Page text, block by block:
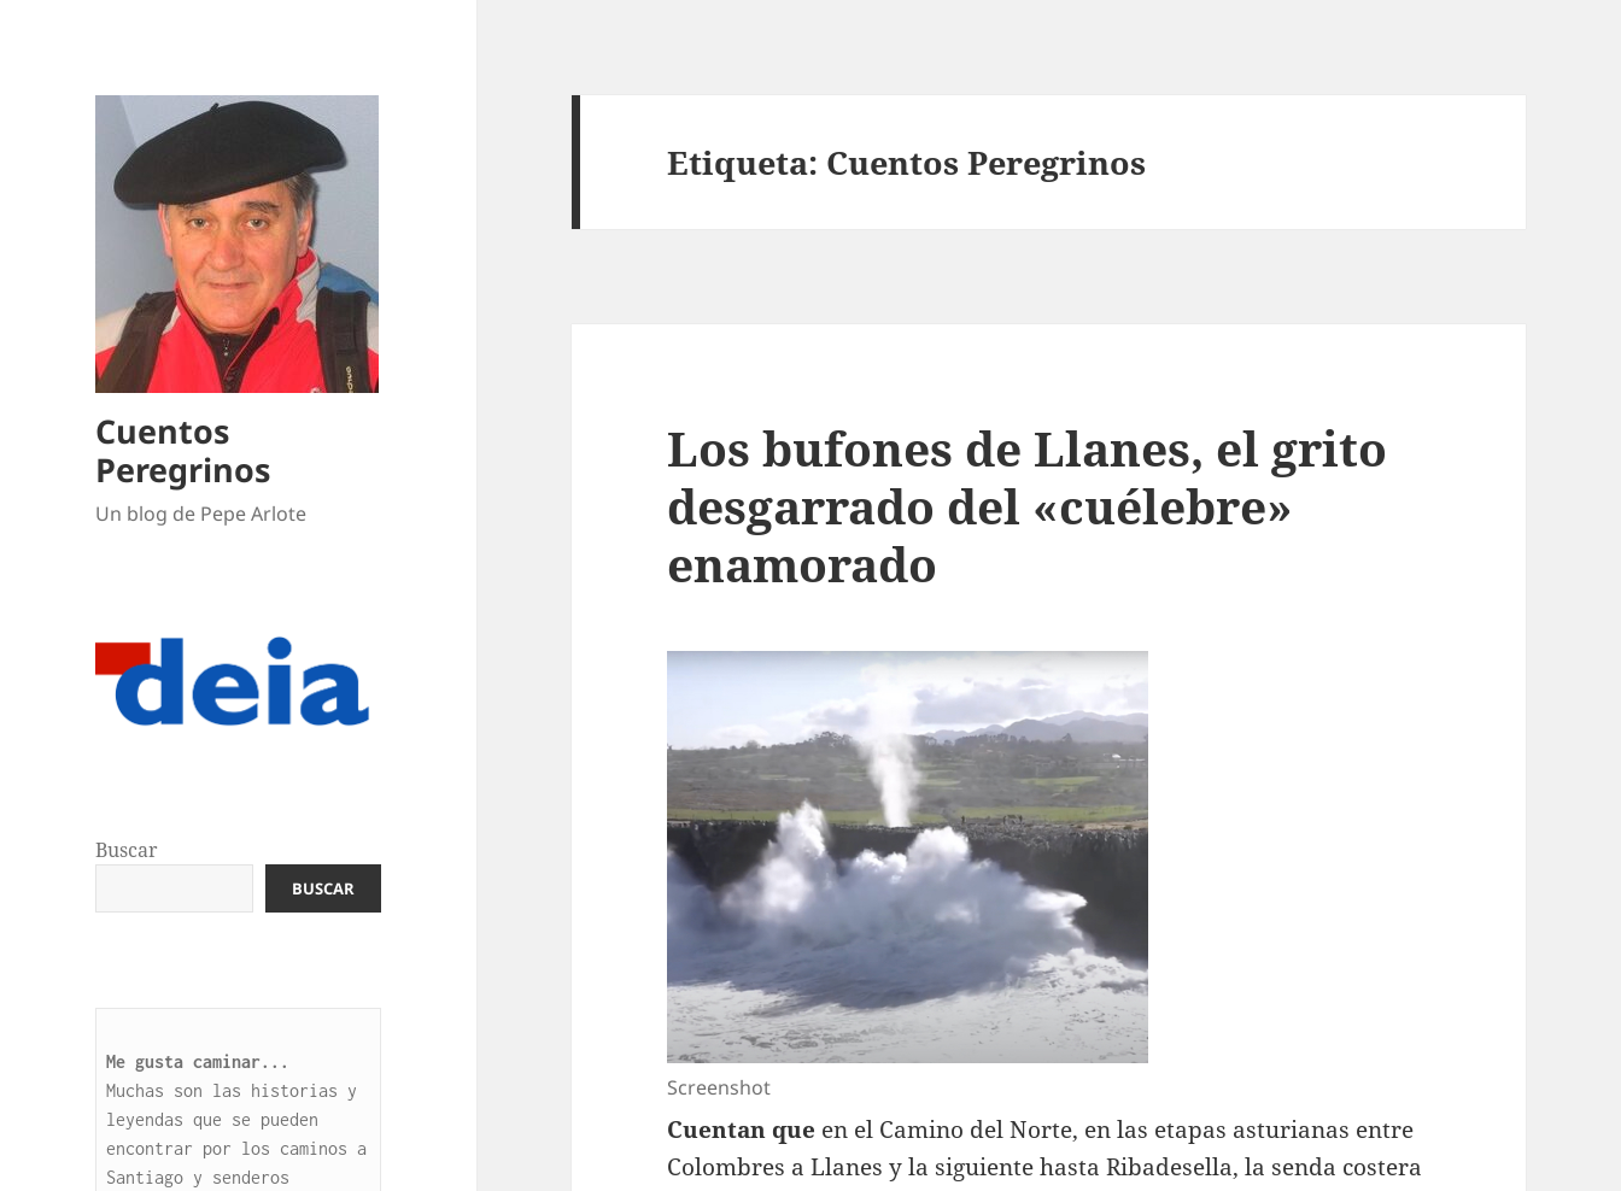
Cuentos
Peregrinos
Un blog de Pepe Arlote
Buscar
BUSCAR
Muchas son las historias y
leyendas que se pueden
encontrar por los caminos a
Santiago y senderos
Etiqueta: Cuentos Peregrinos
Los bufones de Llanes, el grito
desgarrado del «cuélebre»
enamorado
Screenshot
Cuentan que en el Camino del Norte, en las etapas asturianas entre
Colombres a Llanes y la siguiente hasta Ribadesella, la senda costera